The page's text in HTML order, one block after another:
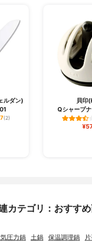
ルダン)
(2)
貝印
Qシャープ
カテゴリ：おすす
圧力鍋 土鍋 保温調理鍋